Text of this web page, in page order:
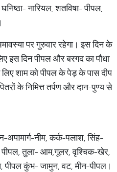
नारियल, शतविषा- पीपल,
पर गुरुवार रहेगा। इस दिन के
इस दिन पीपल और बरगद का पौधा
शाम को पीपल के पेड़ के पास दीप
के निमित्त तर्पण और दान-पुण्य से
नीम, कर्क-पलाश, सिंह-
तुला- आम,गूलर, वृश्चिक-खेर,
कुंभ- जामुन, वट, मीन-पीपल।